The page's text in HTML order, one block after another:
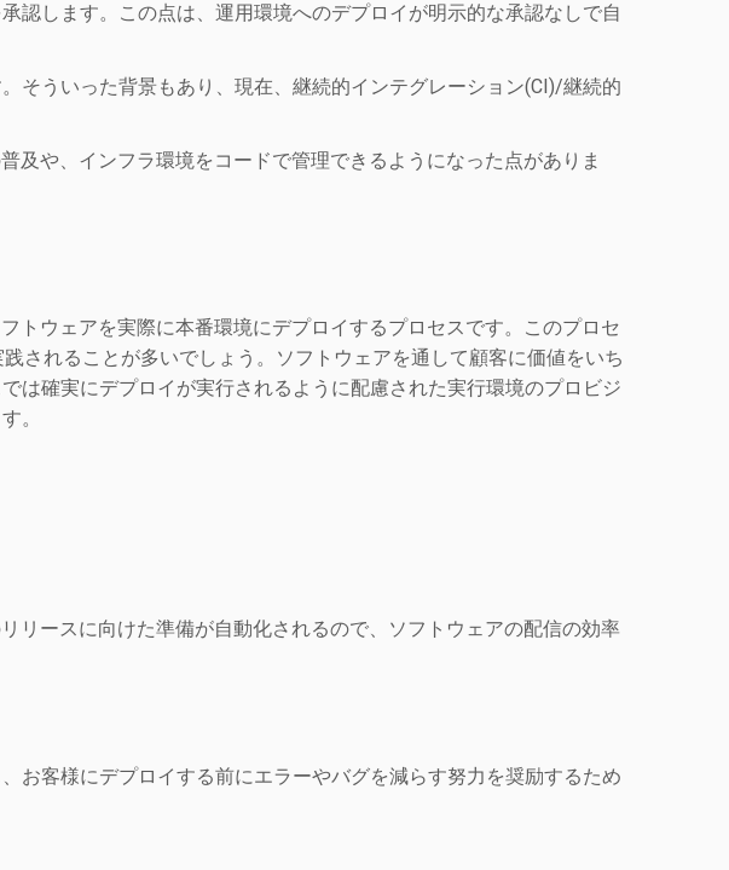
認します。この点は、運用環境へのデプロイが明示的な承認なしで自
そういった背景もあり、現在、継続的インテグレーション(CI)/継続的
及や、インフラ環境をコードで管理できるようになった点がありま
トウェアを実際に本番環境にデプロイするプロセスです。このプロセ
されることが多いでしょう。ソフトウェアを通して顧客に価値をいち
は確実にデプロイが実行されるように配慮された実行環境のプロビジ
。
リースに向けた準備が自動化されるので、ソフトウェアの配信の効率
お客様にデプロイする前にエラーやバグを減らす努力を奨励するため